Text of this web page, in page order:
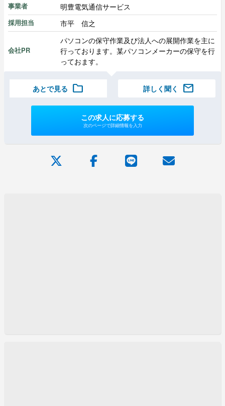
事業者 明豊電気通信サービス
採用担当 市平 信之
会社PR
パソコンの保守作業及び法人への展開作業を主に
行っております。某パソコンメーカーの保守を行
っておます。
あとで見る folder 詳しく聞く mail
この求人に応募する
次のページで詳細情報を入力